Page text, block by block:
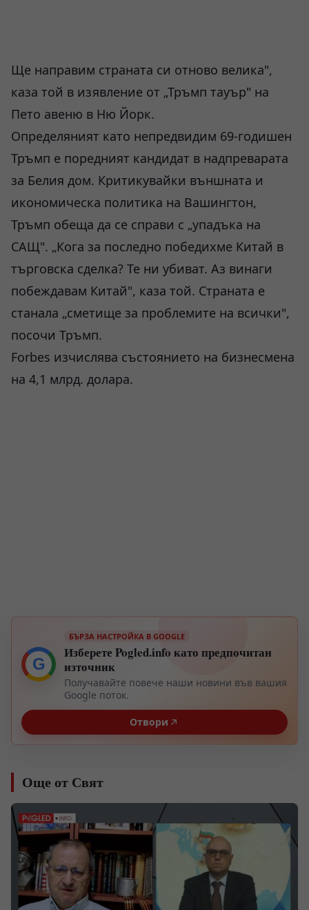
Ще направим страната си отново велика",
каза той в изявление от „Тръмп тауър" на
Пето авеню в Ню Йорк.
Определяният като непредвидим 69-годишен
Тръмп е поредният кандидат в надпреварата
за Белия дом. Критикувайки външната и
икономическа политика на Вашингтон,
Тръмп обеща да се справи с „упадъка на
САЩ". „Кога за последно победихме Китай в
търговска сделка? Те ни убиват. Аз винаги
побеждавам Китай", каза той. Страната е
станала „сметище за проблемите на всички",
посочи Тръмп.
Forbes изчислява състоянието на бизнесмена
на 4,1 млрд. долара.
G
БЪРЗА НАСТРОЙКА В GOOGLE
Изберете Pogled.info като предпочитан
източник
Получавайте повече наши новини във вашия
Google поток.
Отвори
Още от Свят